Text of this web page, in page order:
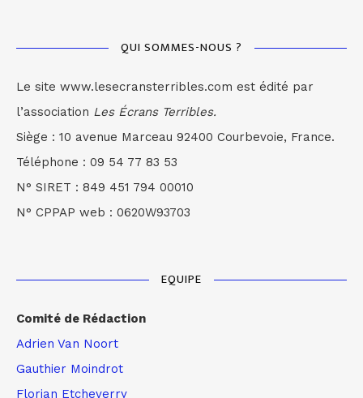
QUI SOMMES-NOUS ?
Le site www.lesecransterribles.com est édité par
l’association Les Écrans Terribles.
Siège : 10 avenue Marceau 92400 Courbevoie, France.
Téléphone : 09 54 77 83 53
N° SIRET : 849 451 794 00010
N° CPPAP web : 0620W93703
EQUIPE
Comité de Rédaction
Adrien Van Noort
Gauthier Moindrot
Florian Etcheverry